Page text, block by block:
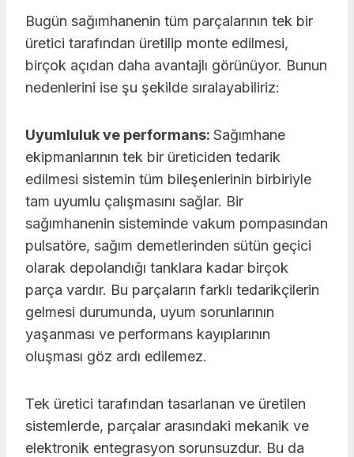
Bugün sağımhanenin tüm parçalarının tek bir
üretici tarafından üretilip monte edilmesi,
birçok açıdan daha avantajlı görünüyor. Bunun
nedenlerini ise şu şekilde sıralayabiliriz:
Uyumluluk ve performans: Sağımhane
ekipmanlarının tek bir üreticiden tedarik
edilmesi sistemin tüm bileşenlerinin birbiriyle
tam uyumlu çalışmasını sağlar. Bir
sağımhanenin sisteminde vakum pompasından
pulsatöre, sağım demetlerinden sütün geçici
olarak depolandığı tanklara kadar birçok
parça vardır. Bu parçaların farklı tedarikçilerin
gelmesi durumunda, uyum sorunlarının
yaşanması ve performans kayıplarının
oluşması göz ardı edilemez.
Tek üretici tarafından tasarlanan ve üretilen
sistemlerde, parçalar arasındaki mekanik ve
elektronik entegrasyon sorunsuzdur. Bu da